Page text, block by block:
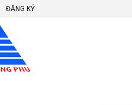
ĐĂNG KÝ